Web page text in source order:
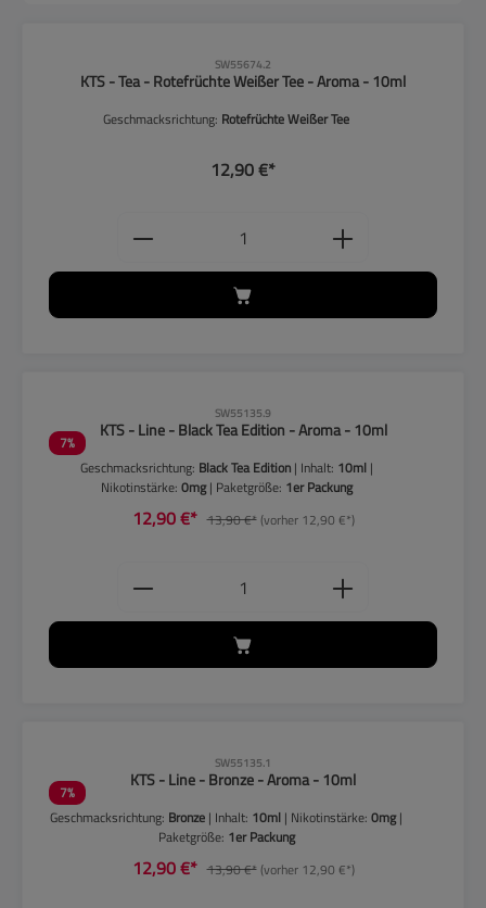
SW55674.2
KTS - Tea - Rotefrüchte Weißer Tee - Aroma - 10ml
Geschmacksrichtung: Rotefrüchte Weißer Tee
12,90 €*
Produkt Anzahl: Gib den
7%
SW55135.9
KTS - Line - Black Tea Edition - Aroma - 10ml
Geschmacksrichtung: Black Tea Edition | Inhalt: 10ml |
Nikotinstärke: 0mg| Paketgröße: 1er Packung
12,90 €* 13,90 €*(vorher 12,90 €*)
Produkt Anzahl: Gib den
7%
SW55135.1
KTS - Line - Bronze - Aroma - 10ml
Geschmacksrichtung: Bronze | Inhalt: 10ml | Nikotinstärke:0mg|
Paketgröße: 1er Packung
12,90 €* 13,90 €*(vorher 12,90 €*)